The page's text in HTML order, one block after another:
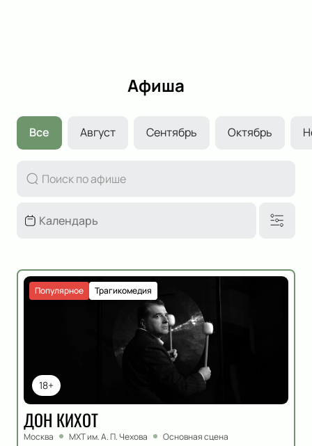
Афиша
Все Август Сентябрь Октябрь
18+
Трагикомедия
Популярное
ДОН КИХОТ
Москва МХТ им. А. П. Чехова Основная сцена